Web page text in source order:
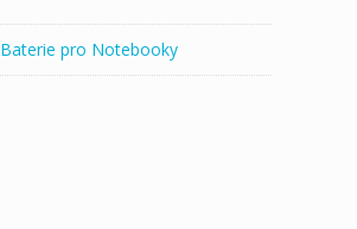
Baterie pro Notebooky